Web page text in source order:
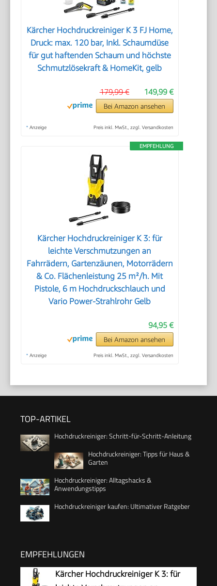
Kärcher Hochdruckreiniger K 3 FJ Home,
Druck: max. 120 bar, Inkl. Schaumdüse
für gut haftenden Schaum und höchste
Schmutzlösekraft & HomeKit, gelb
149,99 €
179,99 €
Bei Amazon ansehen
* Anzeige Preis inkl. MwSt., zzgl. Versandkosten
EMPFEHLUNG
Kärcher Hochdruckreiniger K 3: für
leichte Verschmutzungen an
Fahrrädern, Gartenzäunen, Motorrädern
& Co. Flächenleistung 25 m²/h. Mit
Pistole, 6 m Hochdruckschlauch und
Vario Power-Strahlrohr Gelb
94,95 €
Bei Amazon ansehen
* Anzeige Preis inkl. MwSt., zzgl. Versandkosten
TOP-ARTIKEL
Hochdruckreiniger: Schritt-für-Schritt-Anleitung
Hochdruckreiniger: Tipps für Haus &
Garten
Hochdruckreiniger: Alltagshacks &
Anwendungstipps
Hochdruckreiniger kaufen: Ultimativer Ratgeber
EMPFEHLUNGEN
Kärcher Hochdruckreiniger K 3: für